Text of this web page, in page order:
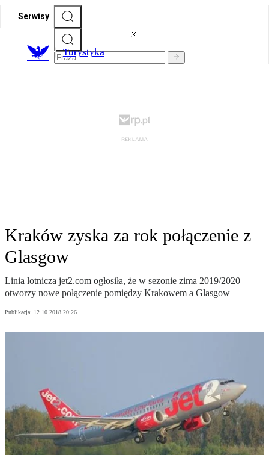
Serwisy
Turystyka
Kraków zyska za rok połączenie z
Glasgow
Linia lotnicza jet2.com ogłosiła, że w sezonie zima 2019/2020
otworzy nowe połączenie pomiędzy Krakowem a Glasgow
Publikacja: 12.10.2018 20:26